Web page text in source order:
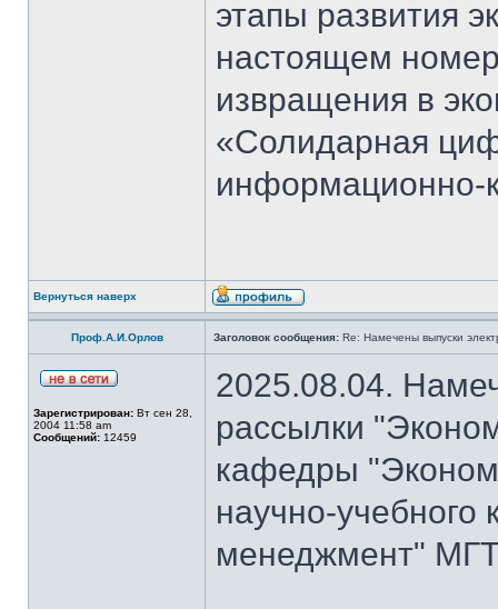
этапы развития
настоящем
извращения в
«Солидарная
информационно-
Вернуться наверх
Проф.А.И.Орлов Заголовок сообщения: Re: Намечены выпуски
Зарегистрирован: Вт сен 28,
2004 11:58 am
Сообщений: 12459
2025.08.04.
рассылки
кафедры
научно-
менеджмент"